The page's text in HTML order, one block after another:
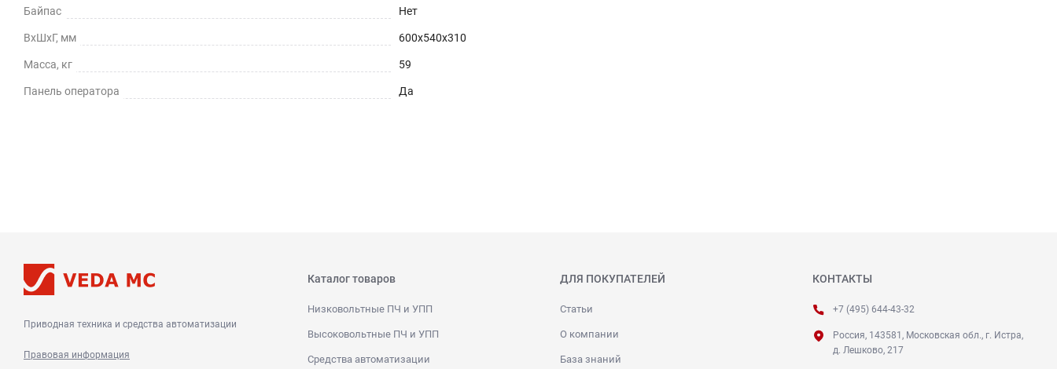
Байпас Нет
ВхШхГ, мм 600х540х310
Масса, кг 59
Панель оператора Да
Приводная техника и средства автоматизации
Правовая информация
Каталог товаров
Низковольтные ПЧ и УПП
Высоковольтные ПЧ и УПП
Средства автоматизации
ДЛЯ ПОКУПАТЕЛЕЙ
Статьи
О компании
База знаний
КОНТАКТЫ
+7 (495) 644-43-32
Россия, 143581, Московская обл., г. Истра,
д. Лешково, 217